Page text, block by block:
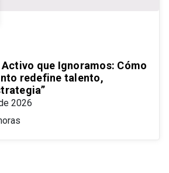
Activo que Ignoramos: Cómo
redefine talento,
2026